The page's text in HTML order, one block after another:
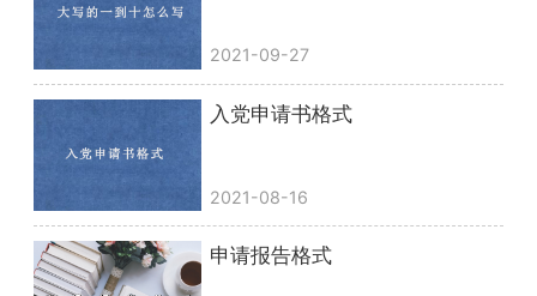
2021-09-27
入党申请书格式
2021-08-16
申请报告格式